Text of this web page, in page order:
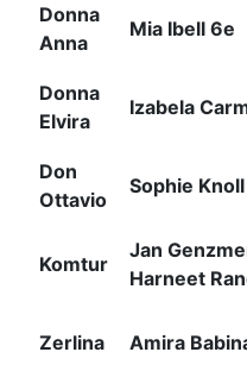
Donna
Anna
Mia Ibell 6e
Donna
Elvira
Izabela
Don
Ottavio
Sophie
Komtur
Jan
Harneet
Zerlina Amira